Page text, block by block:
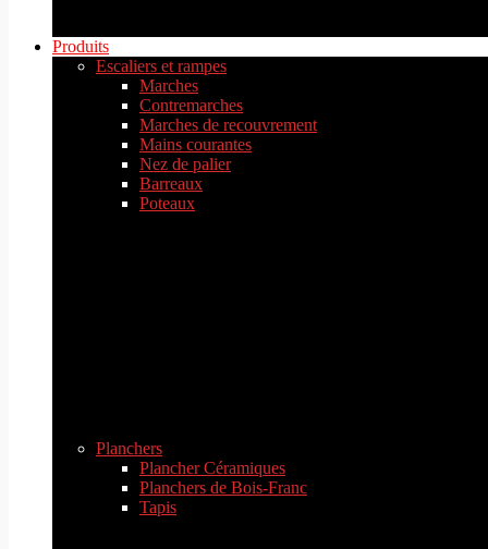
Produits
Escaliers et rampes
Marches
Contremarches
Marches de recouvrement
Mains courantes
Nez de palier
Barreaux
Poteaux
Planchers
Plancher Céramiques
Planchers de Bois-Franc
Tapis